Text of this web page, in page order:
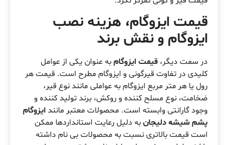
قیمت ایزوگام، هزینه نصب
ایزوگام و نقش برند
در سمت دیگر، قیمت ایزوگامبه عنوان یکی از عوامل
کلیدی در تفاوت قیرگونی و ایزوگام مطرح است. قیمت هر
رول یا هر متر مربع ایزوگام به عواملی مانند نوع قیر،
ضخامت، نوع مسلح کننده و روکش، برند تولید کننده و
وجود گارانتی وابسته است. محصولات معتبر مانند ایزوگام
پشم شیشه دلیجانبه دلیل رعایت استانداردها ممکن
است قیمت بالاتری نسبت به محصولات بی نام داشته